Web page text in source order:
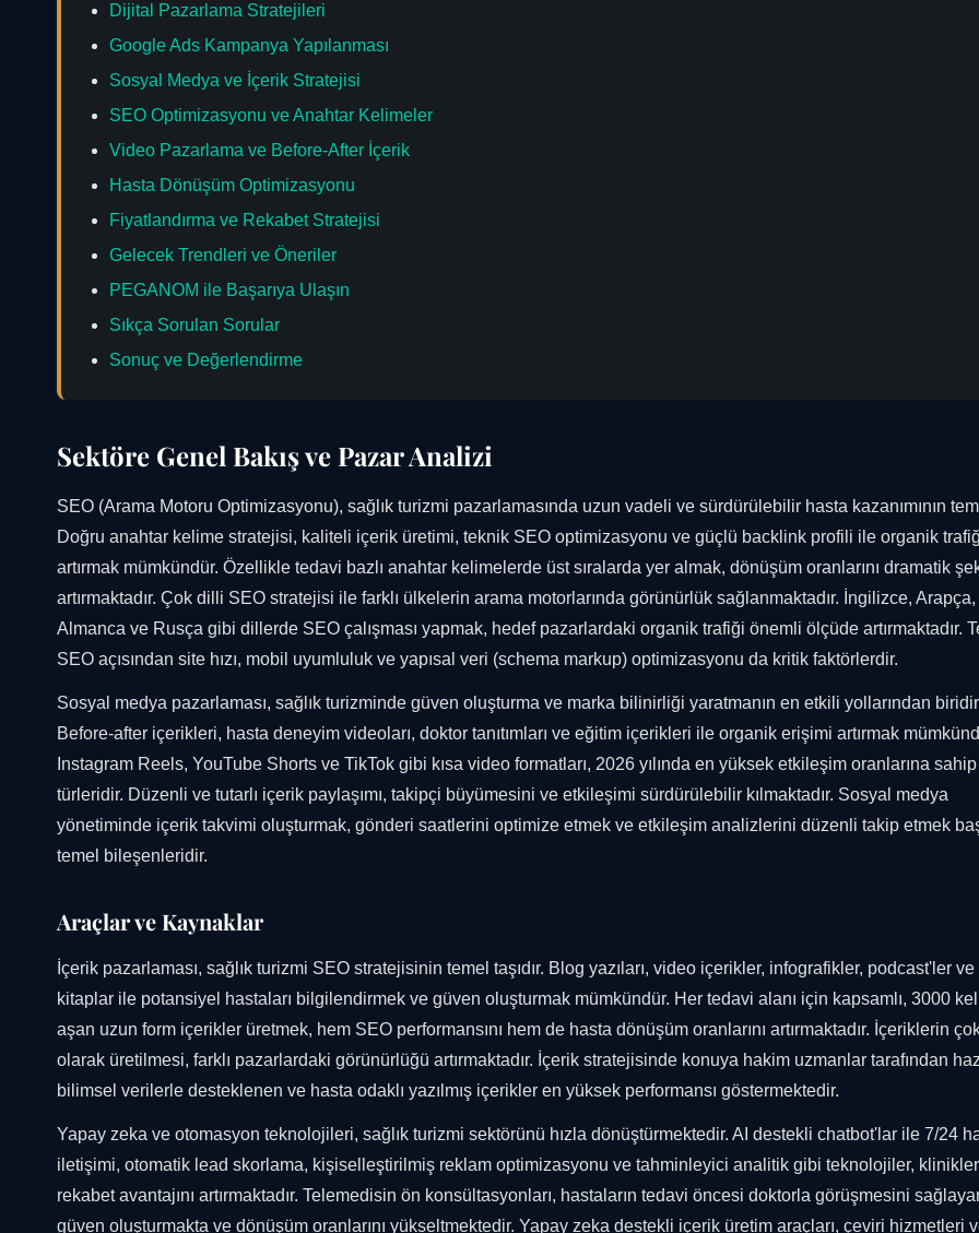
Dijital Pazarlama Stratejileri
Google Ads Kampanya Yapılanması
Sosyal Medya ve İçerik Stratejisi
SEO Optimizasyonu ve Anahtar Kelimeler
Video Pazarlama ve Before-After İçerik
Hasta Dönüşüm Optimizasyonu
Fiyatlandırma ve Rekabet Stratejisi
Gelecek Trendleri ve Öneriler
PEGANOM ile Başarıya Ulaşın
Sıkça Sorulan Sorular
Sonuç ve Değerlendirme
Sektöre Genel Bakış ve Pazar Analizi
SEO (Arama Motoru Optimizasyonu), sağlık turizmi pazarlamasında uzun vadeli ve sürdürülebilir hasta kazanımının
Doğru anahtar kelime stratejisi, kaliteli içerik üretimi, teknik SEO optimizasyonu ve güçlü backlink profili ile organik
artırmak mümkündür. Özellikle tedavi bazlı anahtar kelimelerde üst sıralarda yer almak, dönüşüm oranlarını dramatik
artırmaktadır. Çok dilli SEO stratejisi ile farklı ülkelerin arama motorlarında görünürlük sağlanmaktadır. İngilizce, Arapça,
Almanca ve Rusça gibi dillerde SEO çalışması yapmak, hedef pazarlardaki organik trafiği önemli ölçüde artırmaktadır.
SEO açısından site hızı, mobil uyumluluk ve yapısal veri (schema markup) optimizasyonu da kritik faktörlerdir.
Sosyal medya pazarlaması, sağlık turizminde güven oluşturma ve marka bilinirliği yaratmanın en etkili yollarından
Before-after içerikleri, hasta deneyim videoları, doktor tanıtımları ve eğitim içerikleri ile organik erişimi artırmak
Instagram Reels, YouTube Shorts ve TikTok gibi kısa video formatları, 2026 yılında en yüksek etkileşim oranlarına
türleridir. Düzenli ve tutarlı içerik paylaşımı, takipçi büyümesini ve etkileşimi sürdürülebilir kılmaktadır. Sosyal medya
yönetiminde içerik takvimi oluşturmak, gönderi saatlerini optimize etmek ve etkileşim analizlerini düzenli takip etmek
temel bileşenleridir.
Araçlar ve Kaynaklar
İçerik pazarlaması, sağlık turizmi SEO stratejisinin temel taşıdır. Blog yazıları, video içerikler, infografikler, podcast'ler ve
kitaplar ile potansiyel hastaları bilgilendirmek ve güven oluşturmak mümkündür. Her tedavi alanı için kapsamlı, 3000
aşan uzun form içerikler üretmek, hem SEO performansını hem de hasta dönüşüm oranlarını artırmaktadır. İçeriklerin
olarak üretilmesi, farklı pazarlardaki görünürlüğü artırmaktadır. İçerik stratejisinde konuya hakim uzmanlar tarafından
bilimsel verilerle desteklenen ve hasta odaklı yazılmış içerikler en yüksek performansı göstermektedir.
Yapay zeka ve otomasyon teknolojileri, sağlık turizmi sektörünü hızla dönüştürmektedir. AI destekli chatbot'lar ile 7/24
iletişimi, otomatik lead skorlama, kişiselleştirilmiş reklam optimizasyonu ve tahminleyici analitik gibi teknolojiler,
rekabet avantajını artırmaktadır. Telemedisin ön konsültasyonları, hastaların tedavi öncesi doktorla görüşmesini
güven oluşturmakta ve dönüşüm oranlarını yükseltmektedir. Yapay zeka destekli içerik üretim araçları, çeviri hizmetleri